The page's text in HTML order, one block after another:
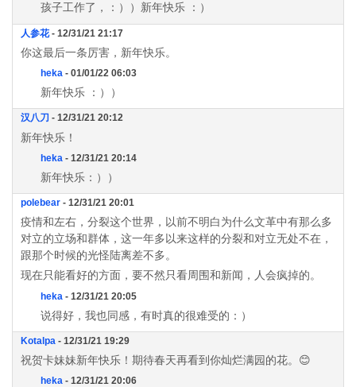
孩子工作了，：））新年快乐 ：）
人参花- 12/31/21 21:17
你这最后一条厉害，新年快乐。
heka - 01/01/22 06:03
新年快乐 ：））
汉八刀 - 12/31/21 20:12
新年快乐！
heka - 12/31/21 20:14
新年快乐：））
polebear - 12/31/21 20:01
疫情和左右，分裂这个世界，以前不明白为什么文革中有那么多
对立的立场和群体，这一年多以来这样的分裂和对立无处不在，
跟那个时候的光怪陆离差不多。
现在只能看好的方面，要不然只看周围和新闻，人会疯掉的。
heka - 12/31/21 20:05
说得好，我也同感，有时真的很难受的：）
Kotalpa - 12/31/21 19:29
祝贺卡妹妹新年快乐！期待春天再看到你灿烂满园的花。😊
heka - 12/31/21 20:06